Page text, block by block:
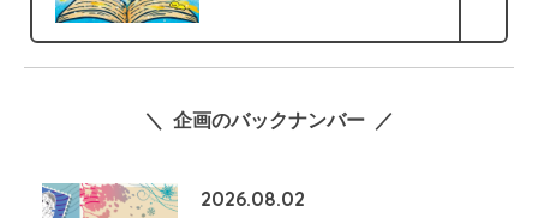
＼ 企画のバックナンバー ／
2026.08.02